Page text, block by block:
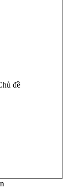
đề